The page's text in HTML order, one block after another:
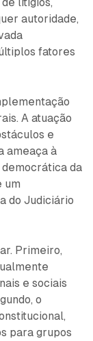
autoridade,
fatores
A atuação
e
ameaça à
da
um
do Judiciário
Primeiro,
e sociais
o
para grupos